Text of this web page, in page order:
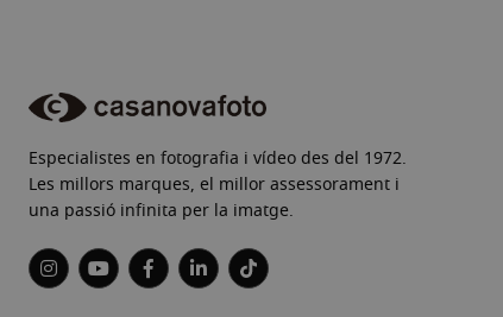
Especialistes en fotografia i vídeo des del 1972.
Les millors marques, el millor assessorament i
una passió infinita per la imatge.